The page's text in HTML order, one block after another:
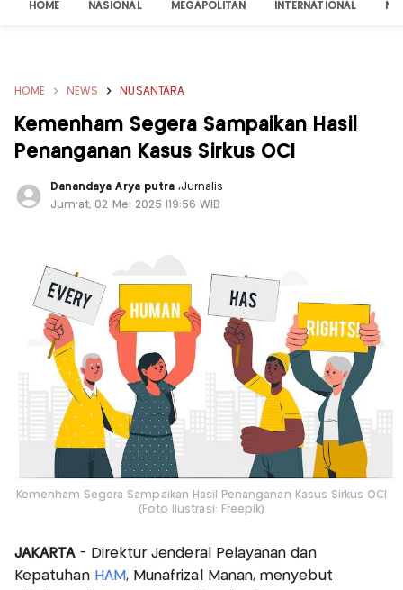
HOME NASIONAL MEGAPOLITAN INTERNATIONAL
HOME NEWS NUSANTARA
Kemenham Segera Sampaikan Hasil
Penanganan Kasus Sirkus OCI
Danandaya Arya putra,Jurnalis
Jum'at, 02 Mei 2025 |19:56 WIB
Kemenham Segera Sampaikan Hasil Penanganan Kasus Sirkus OCI
(Foto Ilustrasi: Freepik)
JAKARTA - Direktur Jenderal Pelayanan dan
Kepatuhan HAM , Munafrizal Manan, menyebut